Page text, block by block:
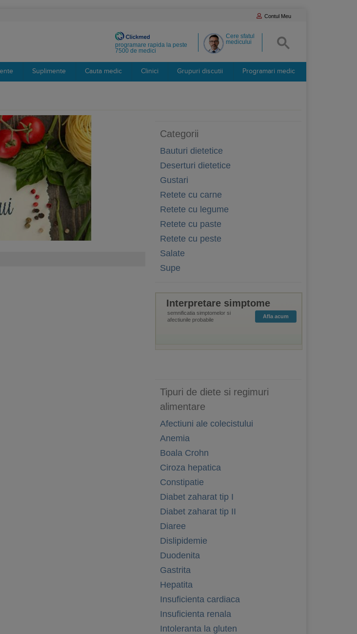
Contul Meu
Cere sfatul
medicului
programare rapida la peste
7500 de medici
Suplimente Cauta medic Clinici Grupuri discutii Programari medic
Categorii
Bauturi dietetice
Deserturi dietetice
Gustari
Retete cu carne
Retete cu legume
Retete cu paste
Retete cu peste
Salate
Supe
Interpretare simptome
semnificatia simptomelor si
afectiunile probabile
Afla acum
Tipuri de diete si regimuri
alimentare
Afectiuni ale colecistului
Anemia
Boala Crohn
Ciroza hepatica
Constipatie
Diabet zaharat tip I
Diabet zaharat tip II
Diaree
Dislipidemie
Duodenita
Gastrita
Hepatita
Insuficienta cardiaca
Insuficienta renala
Intoleranta la gluten